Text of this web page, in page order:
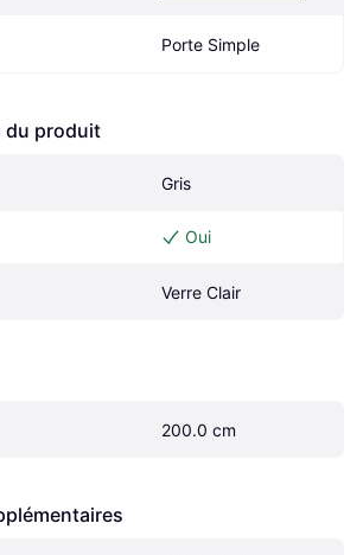
Porte Simple
du produit
Gris
Oui
Verre Clair
200.0 cm